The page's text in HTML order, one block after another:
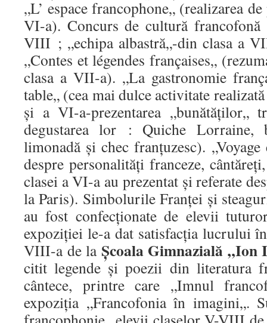
„L’ espace francophone„ (realizarea
VI-a). Concurs de cultură
VIII ; „echipa albastră„-din clasa a
„Contes et légendes françaises„
clasa a VII-a). „La gastronomie
table„ (cea mai dulce activitate
și a VI-a-prezentarea „bunătăților„
degustarea lor : Quiche Lorraine,
limonadă și chec franțuzesc).
despre personalități franceze,
clasei a VI-a au prezentat și referate
la Paris). Simbolurile Franței și
au fost confecționate de elevii
expoziției le-a dat satisfacția lucrului
VIII-a de la Școala Gimnazială „Ion
citit legende și poezii din literatura
cântece, printre care „Imnul
expoziția „Francofonia în imagini„.